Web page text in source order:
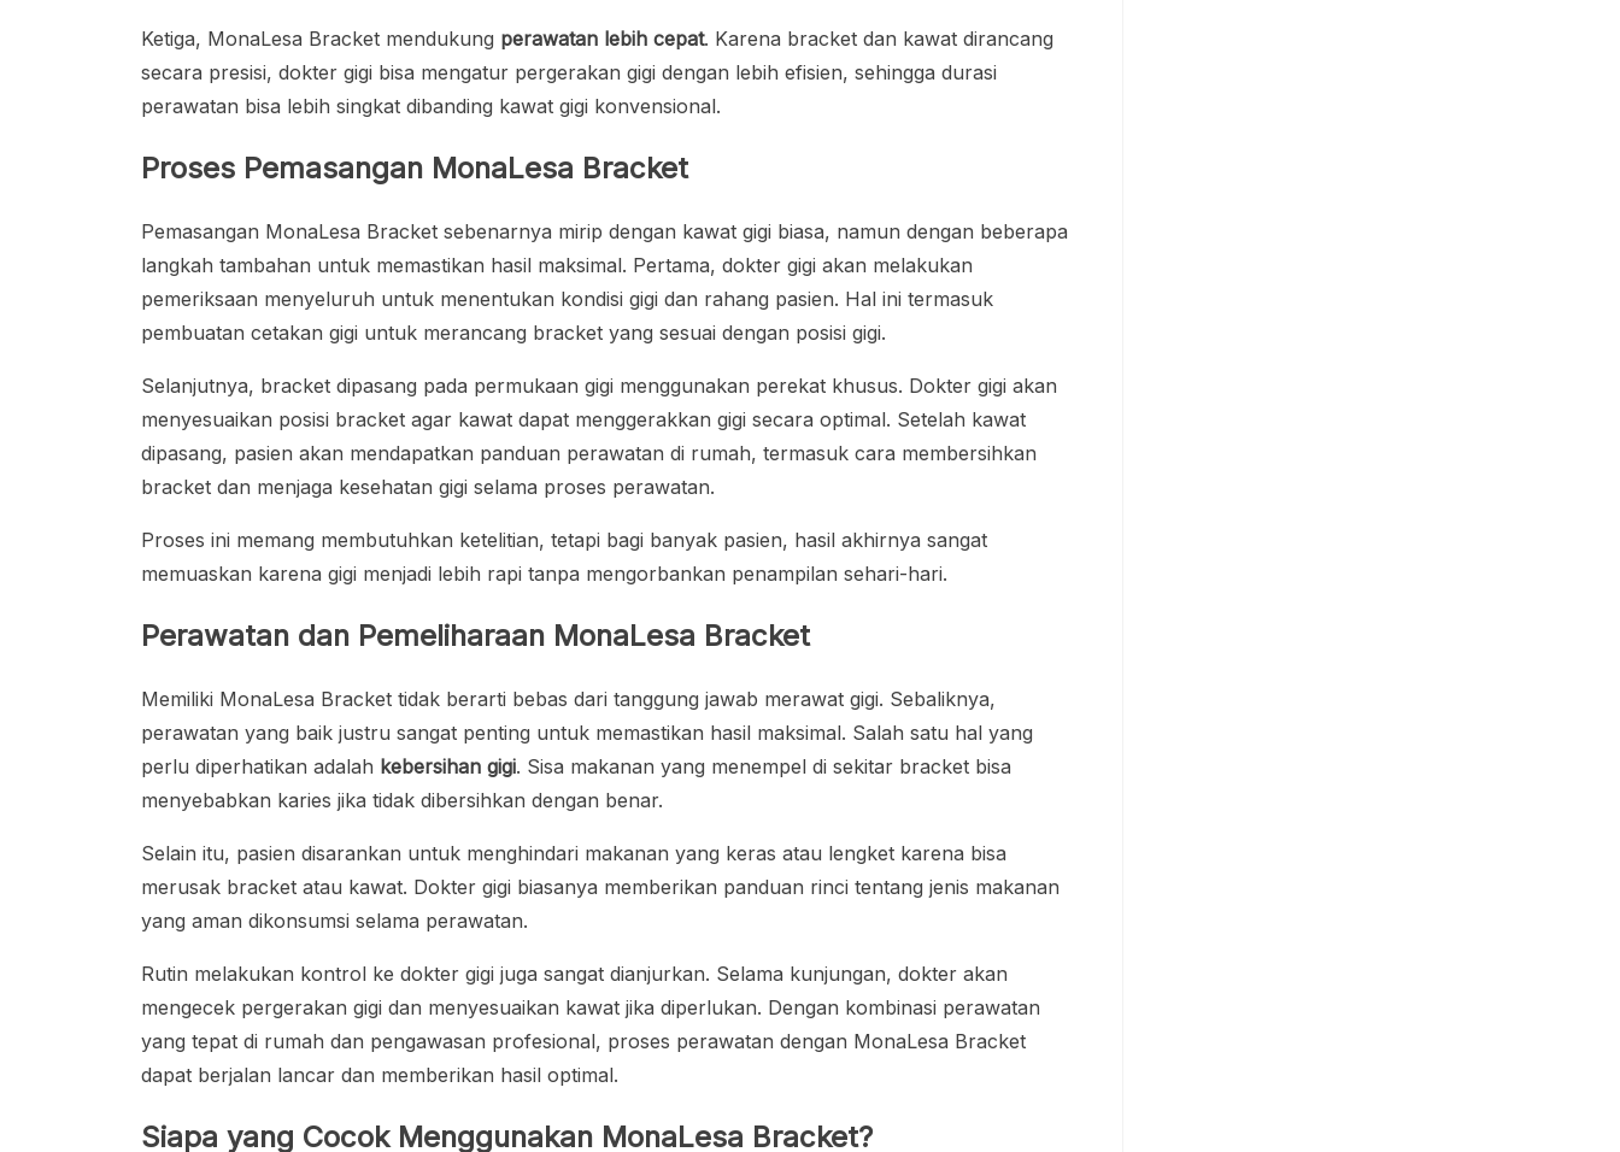
Ketiga, MonaLesa Bracket mendukung perawatan lebih cepat. Karena bracket dan kawat dirancang
secara presisi, dokter gigi bisa mengatur pergerakan gigi dengan lebih efisien, sehingga durasi
perawatan bisa lebih singkat dibanding kawat gigi konvensional.
Proses Pemasangan MonaLesa Bracket
Pemasangan MonaLesa Bracket sebenarnya mirip dengan kawat gigi biasa, namun dengan beberapa
langkah tambahan untuk memastikan hasil maksimal. Pertama, dokter gigi akan melakukan
pemeriksaan menyeluruh untuk menentukan kondisi gigi dan rahang pasien. Hal ini termasuk
pembuatan cetakan gigi untuk merancang bracket yang sesuai dengan posisi gigi.
Selanjutnya, bracket dipasang pada permukaan gigi menggunakan perekat khusus. Dokter gigi akan
menyesuaikan posisi bracket agar kawat dapat menggerakkan gigi secara optimal. Setelah kawat
dipasang, pasien akan mendapatkan panduan perawatan di rumah, termasuk cara membersihkan
bracket dan menjaga kesehatan gigi selama proses perawatan.
Proses ini memang membutuhkan ketelitian, tetapi bagi banyak pasien, hasil akhirnya sangat
memuaskan karena gigi menjadi lebih rapi tanpa mengorbankan penampilan sehari-hari.
Perawatan dan Pemeliharaan MonaLesa Bracket
Memiliki MonaLesa Bracket tidak berarti bebas dari tanggung jawab merawat gigi. Sebaliknya,
perawatan yang baik justru sangat penting untuk memastikan hasil maksimal. Salah satu hal yang
perlu diperhatikan adalah kebersihan gigi. Sisa makanan yang menempel di sekitar bracket bisa
menyebabkan karies jika tidak dibersihkan dengan benar.
Selain itu, pasien disarankan untuk menghindari makanan yang keras atau lengket karena bisa
merusak bracket atau kawat. Dokter gigi biasanya memberikan panduan rinci tentang jenis makanan
yang aman dikonsumsi selama perawatan.
Rutin melakukan kontrol ke dokter gigi juga sangat dianjurkan. Selama kunjungan, dokter akan
mengecek pergerakan gigi dan menyesuaikan kawat jika diperlukan. Dengan kombinasi perawatan
yang tepat di rumah dan pengawasan profesional, proses perawatan dengan MonaLesa Bracket
dapat berjalan lancar dan memberikan hasil optimal.
Siapa yang Cocok Menggunakan MonaLesa Bracket?